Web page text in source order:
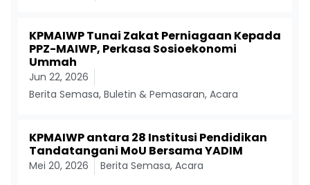
KPMAIWP Tunai Zakat Perniagaan Kepada
PPZ-MAIWP, Perkasa Sosioekonomi
Ummah
Jun 22, 2026
Berita Semasa, Buletin & Pemasaran, Acara
KPMAIWP antara 28 Institusi Pendidikan
Tandatangani MoU Bersama YADIM
Mei 20, 2026 Berita Semasa, Acara